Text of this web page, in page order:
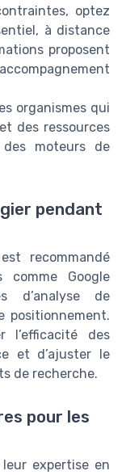
optez
à distance
proposent
organismes qui
des ressources
moteurs de
pendant
recommandé
comme Google
d’analyse de
positionnement.
l’efficacité des
et d’ajuster le
de recherche.
pour les
expertise en